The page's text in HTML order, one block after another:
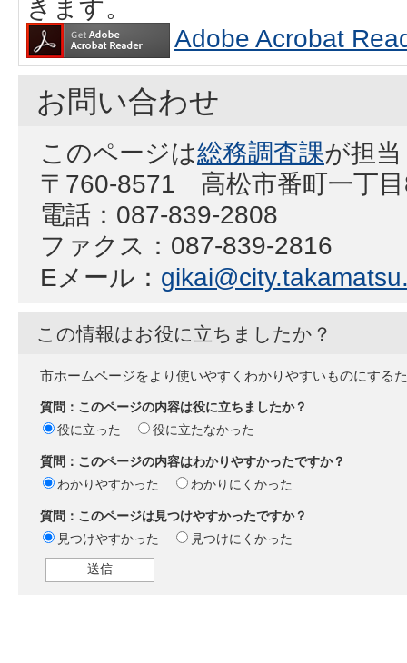
きます。
Adobe Acrobat
お問い合わせ
このページは総務調査課が担
〒760-8571 高松市番町一丁
電話：087-839-2808
ファクス：087-839-2816
Eメール：
この情報はお役に立ちましたか？
市ホームページをより使いやすくわかりやすいものにする
質問：このページの内容は役に立ちましたか？
役に立った
役に立たなかった
質問：このページの内容はわかりやすかったですか？
わかりやすかった
わかりにくかった
質問：このページは見つけやすかったですか？
見つけやすかった
見つけにくかった